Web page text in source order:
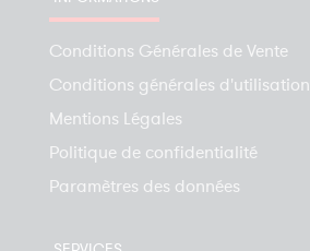
Conditions Générales de Vente
Conditions générales d'utilisation
Mentions Légales
Politique de confidentialité
Paramètres des données